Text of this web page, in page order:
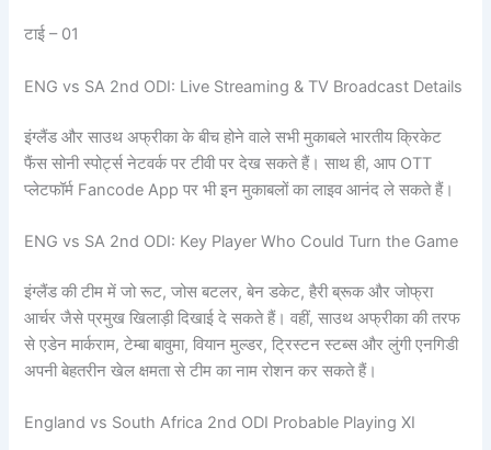
टाई – 01
ENG vs SA 2nd ODI: Live Streaming & TV Broadcast Details
इंग्लैंड और साउथ अफ्रीका के बीच होने वाले सभी मुकाबले भारतीय क्रिकेट
फैंस सोनी स्पोर्ट्स नेटवर्क पर टीवी पर देख सकते हैं। साथ ही, आप OTT
प्लेटफॉर्म Fancode App पर भी इन मुकाबलों का लाइव आनंद ले सकते हैं।
ENG vs SA 2nd ODI: Key Player Who Could Turn the Game
इंग्लैंड की टीम में जो रूट, जोस बटलर, बेन डकेट, हैरी ब्रूक और जोफ्रा
आर्चर जैसे प्रमुख खिलाड़ी दिखाई दे सकते हैं। वहीं, साउथ अफ्रीका की तरफ
से एडेन मार्कराम, टेम्बा बावुमा, वियान मुल्डर, ट्रिस्टन स्टब्स और लुंगी एनगिडी
अपनी बेहतरीन खेल क्षमता से टीम का नाम रोशन कर सकते हैं।
England vs South Africa 2nd ODI Probable Playing XI